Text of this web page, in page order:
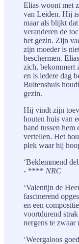
Elias woont met
van Leiden. Hij
maar als blijkt
veranderen de
het gezin. Zijn
zijn moeder is
beschermen.
zich, bekommert
en is iedere dag
Buitenshuis
gezin.
Hij vindt zijn
houten huis van
band tussen
vertellen. Het
plek waar hij
‘Beklemmend
- **** NRC
‘Valentijn de
fascinerend
en een
voortdurend
nergens te zwaar
‘Weergaloos